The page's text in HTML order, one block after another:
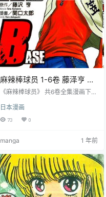
麻辣棒球员 1-6卷 藤泽亨 漫
画全集下载
《麻辣棒球员》 共6卷全集漫画下
头目，拥有超强的打击能力，但也
有着冲动、无知等缺点。他带领着
的惊心动魄的对决。
日本漫画
73 0
manga 1 年前